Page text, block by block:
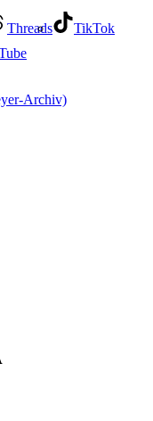
Threads
TikTok
Archiv)